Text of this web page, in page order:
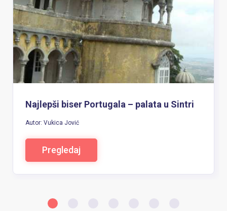
Najlepši biser Portugala – palata u Sintri
Autor: Vukica Jović
Pregledaj